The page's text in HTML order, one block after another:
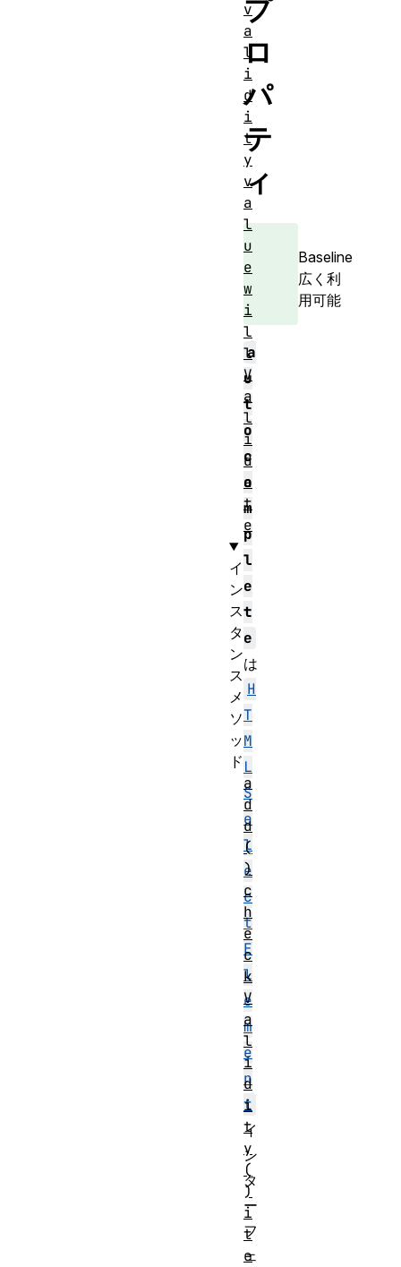
プ
ロ
パ
テ
ィ
Baseline
広く利
用可能
a
u
t
o
c
o
m
p
l
e
t
e
は
H
T
M
L
S
e
l
e
c
t
E
l
e
m
e
n
t
イ
ン
タ
ー
フ
ェ
v
a
l
i
d
i
t
y
v
a
l
u
e
w
i
l
l
V
a
l
i
d
a
t
e
イ
ン
ス
タ
ン
ス
メ
ソ
ッ
ド
a
d
d
(
)
c
h
e
c
k
V
a
l
i
d
i
t
y
(
)
i
t
e